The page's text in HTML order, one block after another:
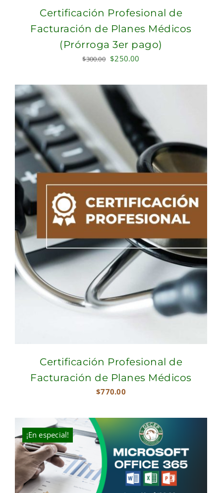
Certificación Profesional de
Facturación de Planes Médicos
(Prórroga 3er pago)
$300.00 Original
was:
$300.00.
$250.00
is:
Certificación Profesional de
Facturación de Planes Médicos
$770.00
¡En especial!